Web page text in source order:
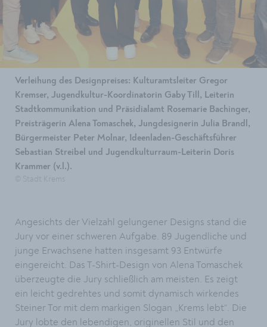
Verleihung des Designpreises: Kulturamtsleiter Gregor
Kremser, Jugendkultur-Koordinatorin Gaby Till, Leiterin
Stadtkommunikation und Präsidialamt Rosemarie Bachinger,
Preisträgerin Alena Tomaschek, Jungdesignerin Julia Brandl,
Bürgermeister Peter Molnar, Ideenladen-Geschäftsführer
Sebastian Streibel und Jugendkulturraum-Leiterin Doris
Krammer (v.l.).
Angesichts der Vielzahl gelungener Designs stand die
Jury vor einer schweren Aufgabe. 89 Jugendliche und
junge Erwachsene hatten insgesamt 93 Entwürfe
eingereicht. Das T-Shirt-Design von Alena Tomaschek
überzeugte die Jury schließlich am meisten. Es zeigt
ein leicht gedrehtes und somit dynamisch wirkendes
Steiner Tor mit dem markigen Slogan „Krems lebt“. Die
Jury lobte den lebendigen, originellen Stil und den